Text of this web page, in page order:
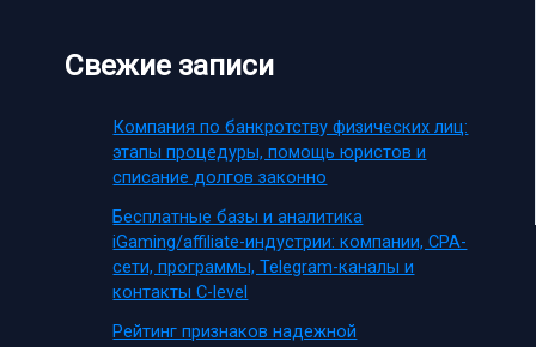
Свежие записи
Компания по банкротству физических лиц:
этапы процедуры, помощь юристов и
списание долгов законно
Бесплатные базы и аналитика
iGaming/affiliate-индустрии: компании, CPA-
сети, программы, Telegram-каналы и
контакты C-level
Рейтинг признаков надежной